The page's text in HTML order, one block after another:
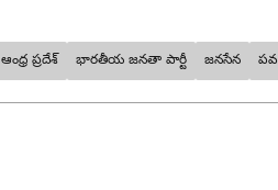
ABOUT THE AUTHOR
Mahesh Rajamoni
ఆంధ్ర ప్రదేశ్ భారతీయ జనతా పార్టీ జనసేన